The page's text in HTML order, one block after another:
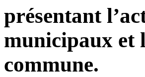
présentant
municipaux et
commune.